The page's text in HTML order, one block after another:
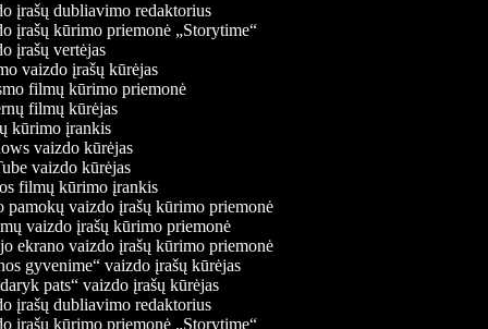
įrašų dubliavimo redaktorius
įrašų kūrimo priemonė „Storytime“
įrašų vertėjas
vaizdo įrašų kūrėjas
filmų kūrimo priemonė
filmų kūrėjas
kūrimo įrankis
vaizdo kūrėjas
vaizdo kūrėjas
filmų kūrimo įrankis
vaizdo įrašų kūrimo priemonė
vaizdo įrašų kūrimo priemonė
ekrano vaizdo įrašų kūrimo priemonė
gyvenime“ vaizdo įrašų kūrėjas
pats“ vaizdo įrašų kūrėjas
įrašų dubliavimo redaktorius
įrašų kūrimo priemonė „Storytime“